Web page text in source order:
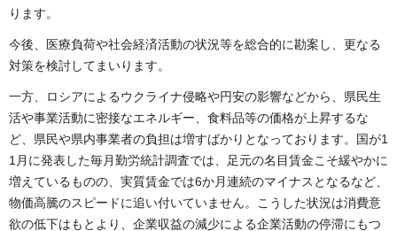
ります。
今後、医療負荷や社会経済活動の状況等を総合的に勘案し、更なる
対策を検討してまいります。
一方、ロシアによるウクライナ侵略や円安の影響などから、県民生
活や事業活動に密接なエネルギー、食料品等の価格が上昇するな
ど、県民や県内事業者の負担は増すばかりとなっております。国が1
1月に発表した毎月勤労統計調査では、足元の名目賃金こそ緩やかに
増えているものの、実質賃金では6か月連続のマイナスとなるなど、
物価高騰のスピードに追い付いていません。こうした状況は消費意
欲の低下はもとより、企業収益の減少による企業活動の停滞にもつ